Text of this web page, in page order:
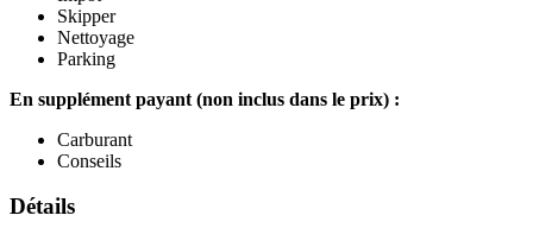
Skipper
Nettoyage
Parking
En supplément payant (non inclus dans le prix) :
Carburant
Conseils
Détails